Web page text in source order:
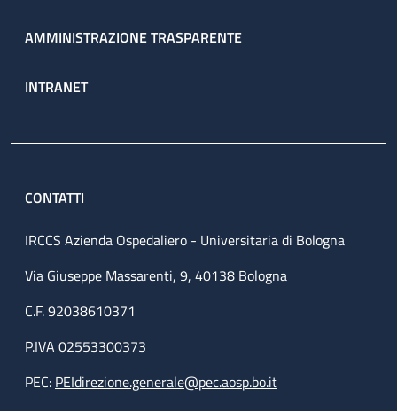
AMMINISTRAZIONE TRASPARENTE
INTRANET
CONTATTI
IRCCS Azienda Ospedaliero - Universitaria di Bologna
Via Giuseppe Massarenti, 9, 40138 Bologna
C.F. 92038610371
P.IVA 02553300373
PEC: PEIdirezione.generale@pec.aosp.bo.it